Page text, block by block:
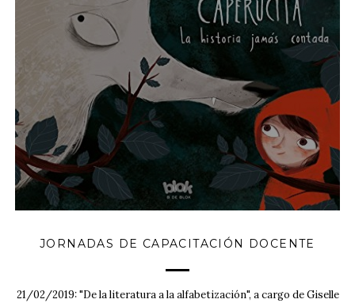
JORNADAS DE CAPACITACIÓN DOCENTE
21/02/2019: "De la literatura a la alfabetización", a cargo de Giselle